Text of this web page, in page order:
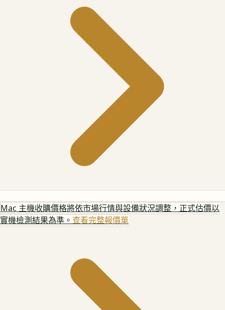
Mac 主機收購價格將依市場行情與設備狀況調整，正式估價以
實機檢測結果為準。 查看完整報價單